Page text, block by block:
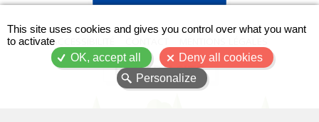
ACCESSIBILITÉ
PLAN DU SITE
This site uses cookies and gives you control over what you want
to activate
OK, accept all
Deny all cookies
Personalize